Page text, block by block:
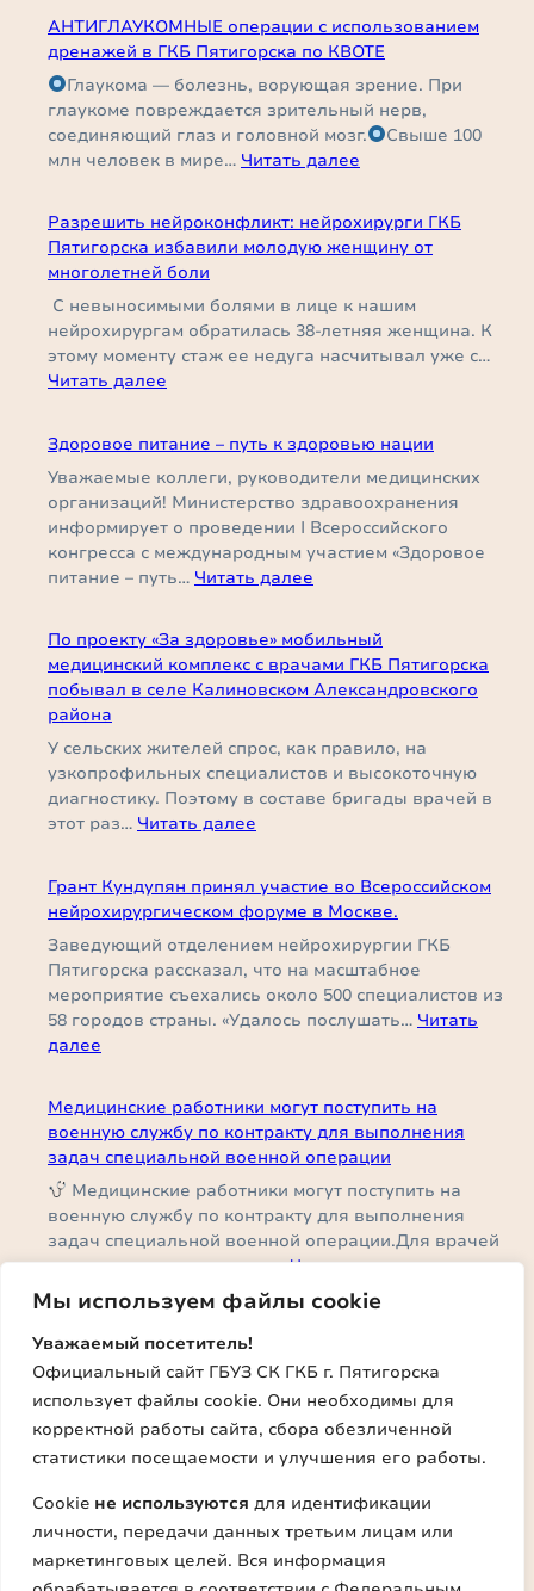
Мы используем файлы cookie
Уважаемый посетитель!
Официальный сайт ГБУЗ СК ГКБ г. Пятигорска
использует файлы cookie. Они необходимы для
корректной работы сайта, сбора обезличенной
статистики посещаемости и улучшения его работы.
Cookie не используются для идентификации
личности, передачи данных третьим лицам или
маркетинговых целей. Вся информация
врач
—
реаниматолог
в
затылочной
зоне
мозга
36-
летнему
напоминают
небольшой
и
титановая
пластина
АНТИГЛАУКОМНЫЕ операции с использованием
дренажей в ГКБ Пятигорска по КВОТЕ
Глаукома — болезнь, ворующая зрение. При
глаукоме повреждается зрительный нерв,
соединяющий глаз и головной мозг.
Свыше 100
млн человек в мире… Читать далее
с
использованием
в
ГКБ
Пятигорска
Разрешить нейроконфликт: нейрохирурги ГКБ
Пятигорска избавили молодую женщину от
многолетней боли
С невыносимыми болями в лице к нашим
нейрохирургам обратилась 38-летняя женщина. К
этому моменту стаж ее недуга насчитывал уже с…
Читать далее
нейрохирурги
ГКБ
Пятигорска
избавили
молодую
женщину
многолетней
боли
Здоровое питание – путь к здоровью нации
Уважаемые коллеги, руководители медицинских
организаций! Министерство здравоохранения
информирует о проведении I Всероссийского
конгресса с международным участием «Здоровое
питание – путь… Читать далее
–
путь
к
нации
По проекту «За здоровье» мобильный
медицинский комплекс с врачами ГКБ Пятигорска
побывал в селе Калиновском Александровского
района
У сельских жителей спрос, как правило, на
узкопрофильных специалистов и высокоточную
диагностику. Поэтому в составе бригады врачей в
этот раз… Читать далее
«За
здоровье»
мобильный
медицинский
комплекс
с
побывал
в
селе
Калиновском
Александровского
района
Грант Кундупян принял участие во Всероссийском
нейрохирургическом форуме в Москве.
Заведующий отделением нейрохирургии ГКБ
Пятигорска рассказал, что на масштабное
мероприятие съехались около 500 специалистов из
58 городов страны. «Удалось послушать… Читать
далее
принял
участие
во
Всероссийском
нейрохирургическом
форуме
в
Москве.
Медицинские работники могут поступить на
военную службу по контракту для выполнения
задач специальной военной операции
Медицинские работники могут поступить на
военную службу по контракту для выполнения
задач специальной военной операции.Для врачей
и среднего медицинского…Читать далее:
поступить
военную
службу
по
для
выполнения
спасли мужчину с множественными рублеными
ранами и нашли его родных, с которыми он потерял
связь около 30 лет назад.
72-х летнего Александра Дмитриевича привезли в
ГКБ Пятигорска с множественными рублеными
цена…Читать далее:
Второй
день
рождения:
ГКБ Пятигорска продолжает принимать